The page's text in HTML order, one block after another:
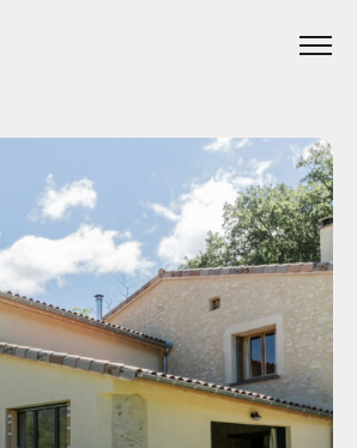
Votre projet
Qualité & méthode
Notre histoire
Réalisations
FAQ
Contact